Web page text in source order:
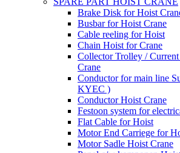
Brake Disk for Hoist
Busbar for Hoist Crane
Cable reeling for Hoist
Chain Hoist for Crane
Collector Trolley /
Crane
Conductor for main line
KYEC )
Conductor Hoist Crane
Festoon system for
Flat Cable for Hoist
Motor End Carriege for
Motor Sadle Hoist Crane